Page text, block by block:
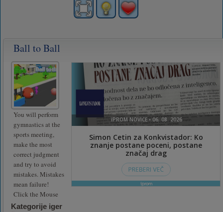
Ball to Ball
You will perform
gymnastics at the
sports meeting,
make the most
correct judgment
and try to avoid
mistakes. Mistakes
mean failure!
Click the Mouse
Kategorije iger